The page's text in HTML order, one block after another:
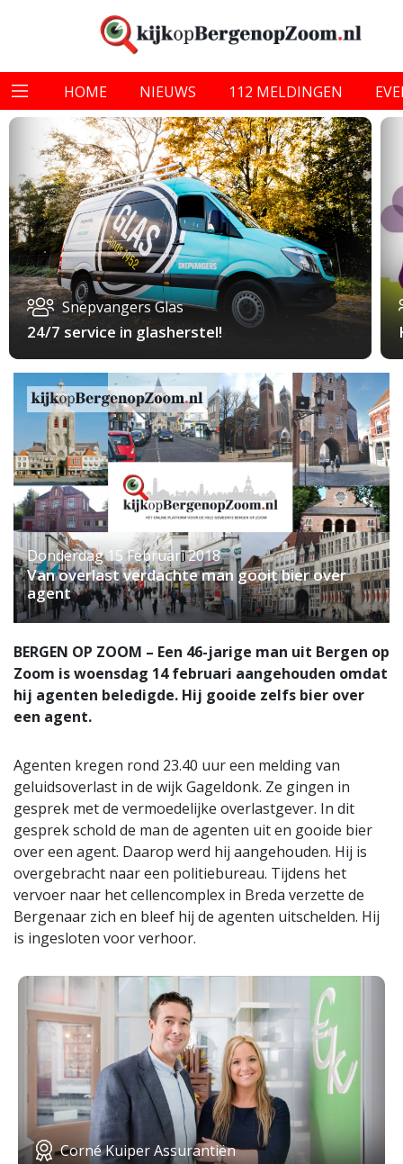
HOME NIEUWS 112 MELDINGEN
Snepvangers Glas
24/7 service in glasherstel!
Donderdag 15 Februari 2018
Van overlast verdachte man gooit bier over
agent
BERGEN OP ZOOM – Een 46-jarige man uit Bergen op
Zoom is woensdag 14 februari aangehouden omdat
hij agenten beledigde. Hij gooide zelfs bier over
een agent.
Agenten kregen rond 23.40 uur een melding van
geluidsoverlast in de wijk Gageldonk. Ze gingen in
gesprek met de vermoedelijke overlastgever. In dit
gesprek schold de man de agenten uit en gooide bier
over een agent. Daarop werd hij aangehouden. Hij is
overgebracht naar een politiebureau. Tijdens het
vervoer naar het cellencomplex in Breda verzette de
Bergenaar zich en bleef hij de agenten uitschelden. Hij
is ingesloten voor verhoor.
Corné Kuiper Assurantiën